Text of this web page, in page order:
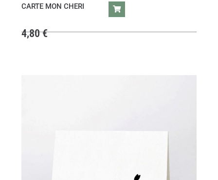
CARTE MON CHERI
4,80€